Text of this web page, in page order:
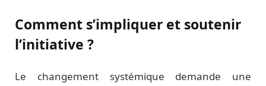
Comment s’impliquer et soutenir
l’initiative ?
Le changement systémique demande une